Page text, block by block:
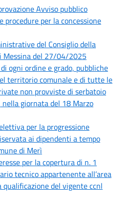
Avviso pubblico
per la concessione
del Consiglio della
Messina del 27/04/2025
ogni ordine e grado, pubbliche
territorio comunale e di tutte le
non provviste di serbatoio
giornata del 18 Marzo
per la progressione
ai dipendenti a tempo
di Merì
per la copertura di n. 1
tecnico appartenente all’area
del vigente ccnl